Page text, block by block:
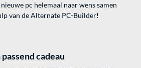
pc helemaal naar wens samen
van de Alternate PC-Builder!
passend cadeau